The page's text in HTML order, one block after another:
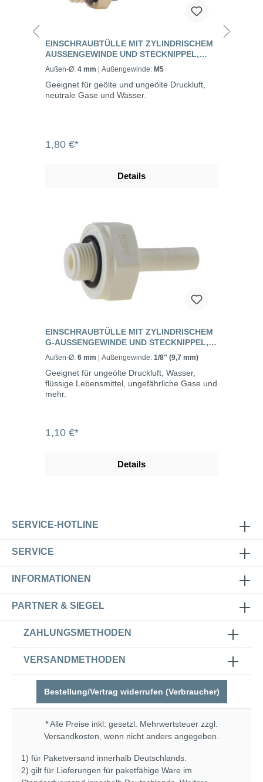
EINSCHRAUBTÜLLE MIT ZYLINDRISCHEM
AUSSENGEWINDE UND STECKNIPPEL, S
TANDARD
Außen-Ø: 4 mm | Außengewinde: M5
Geeignet für geölte und ungeölte Druckluft,
neutrale Gase und Wasser.
1,80 €*
Details
EINSCHRAUBTÜLLE MIT ZYLINDRISCHEM
G-AUSSENGEWINDE UND STECKNIPPEL, L
E
Außen-Ø: 6 mm | Außengewinde: 1/8" (9,7 mm)
Geeignet für ungeölte Druckluft, Wasser,
flüssige Lebensmittel, ungefährliche Gase und
mehr.
1,10 €*
Details
SERVICE-HOTLINE
SERVICE
INFORMATIONEN
PARTNER & SIEGEL
ZAHLUNGSMETHODEN
VERSANDMETHODEN
Bestellung/Vertrag widerrufen (Verbraucher)
* Alle Preise inkl. gesetzl. Mehrwertsteuer zzgl.
Versandkosten , wenn nicht anders angegeben.
1) für Paketversand innerhalb Deutschlands.
2) gilt für Lieferungen für paketfähige Ware im